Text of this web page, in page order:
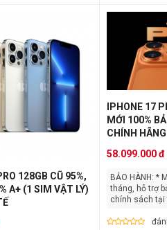
128GB CŨ 95%,
A+ (1 SIM VẬT LÝ)
IPHONE 17
MỚI 100%
CHÍNH
58.099.000 đ
BẢO HÀNH: * Miễn phí Bảo hành 12
tháng, hỗ trợ
chính sách tại